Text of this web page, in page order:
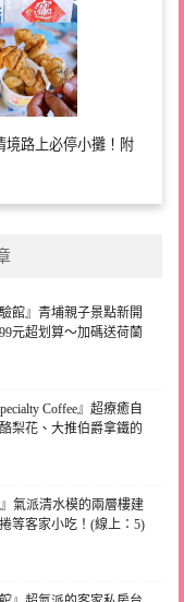
境路上必停小攤！附
館』青埔親子景點新開
元超划算～加碼送荷蘭
Coffee』超療癒自
梨花、大推伯爵拿鐵的
氣派清水模的兩層樓建
等客家小吃！(線上：5)